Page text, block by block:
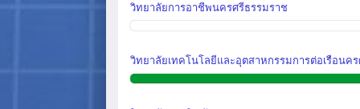
วิทยาลัยการอาชีพนครศรีธรรมราช
วิทยาลัยเทคโนโลยีและอุตสาหกรรมการต่อเรือนค